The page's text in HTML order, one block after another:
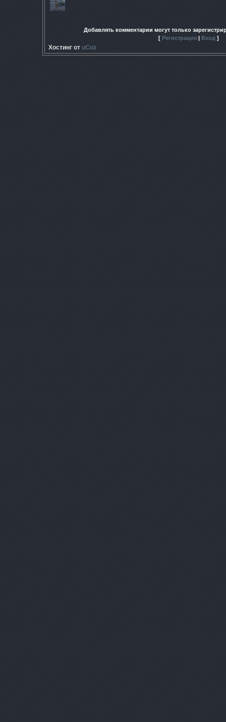
Добавлять комментарии могут только
[ Регистрация Вход ]
Хостинг от uCoz